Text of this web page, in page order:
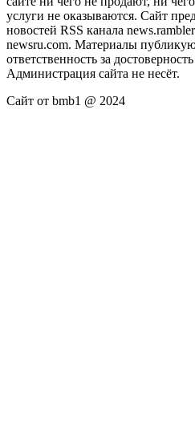
услуги не оказываются. Сайт
новостей RSS канала
newsru.com. Материалы
ответственность за
Администрация сайта не несёт.
Сайт от bmb1 @ 2024